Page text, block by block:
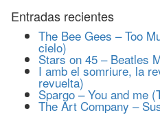
Entradas recientes
The Bee Gees – Too
cielo)
Stars on 45 – Beatles
I amb el somriure, la
revuelta)
Spargo – You and me
The Art Company –